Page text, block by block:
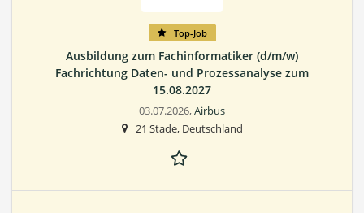
Top-Job
Ausbildung zum Fachinformatiker (d/m/w)
Fachrichtung Daten- und Prozessanalyse zum
15.08.2027
03.07.2026,Airbus
21 Stade, Deutschland